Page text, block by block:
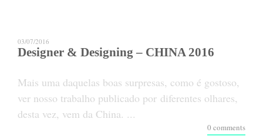
03/07/2016
Designer & Designing – CHINA 2016
Mais uma daquelas boas surpresas, como é gostoso,
ver nosso trabalho publicado por diferentes olhares,
desta vez, vem da China. ...
0 comments